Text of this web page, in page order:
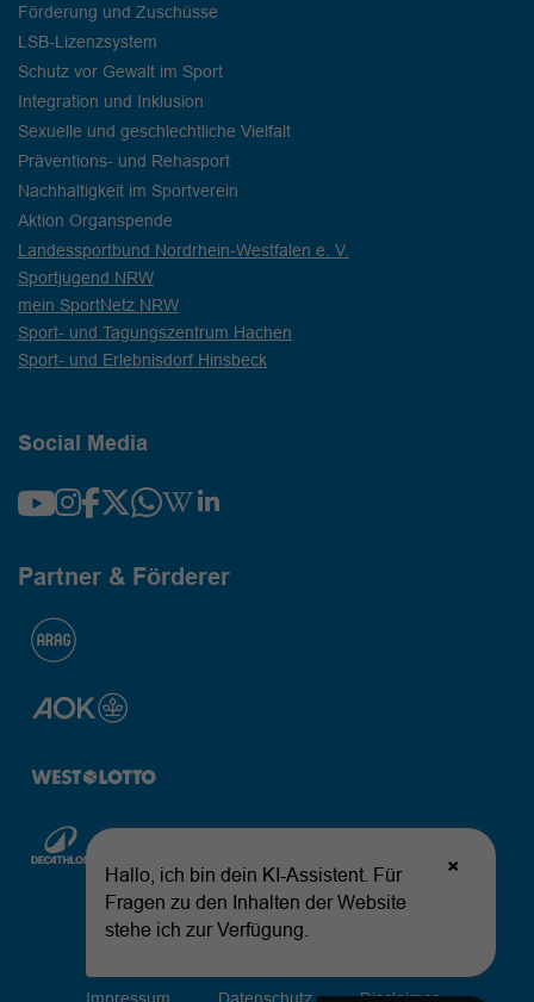
Förderung und Zuschüsse
LSB-Lizenzsystem
Schutz vor Gewalt im Sport
Integration und Inklusion
Sexuelle und geschlechtliche Vielfalt
Präventions- und Rehasport
Nachhaltigkeit im Sportverein
Aktion Organspende
Landessportbund Nordrhein-Westfalen e. V.
Sportjugend NRW
mein SportNetz NRW
Sport- und Tagungszentrum Hachen
Sport- und Erlebnisdorf Hinsbeck
Social Media
Partner & Förderer